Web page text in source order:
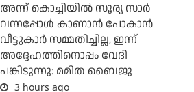
അന്ന് കൊച്ചിയില്‍ സൂര്യ സാര്‍
വന്നപ്പോള്‍ കാണാന്‍ പോകാന്‍
വീട്ടുകാര്‍ സമ്മതിച്ചില്ല, ഇന്ന്
അദ്ദേഹത്തിനൊപ്പം വേദി
പങ്കിടുന്നു: മമിത ബൈജു
3 hours ago